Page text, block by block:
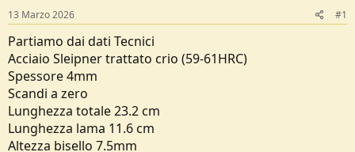
s
c
u
s
s
i
o
n
o
13 Marzo 2026 #1
Partiamo dai dati Tecnici
Acciaio Sleipner trattato crio (59-61HRC)
Spessore 4mm
Scandi a zero
Lunghezza totale 23.2 cm
Lunghezza lama 11.6 cm
Altezza bisello 7.5mm